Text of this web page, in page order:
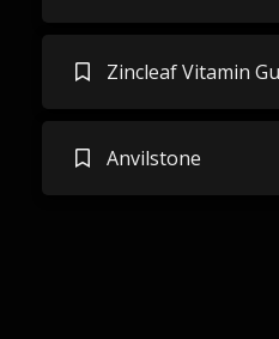
Zincleaf Vitamin
Anvilstone